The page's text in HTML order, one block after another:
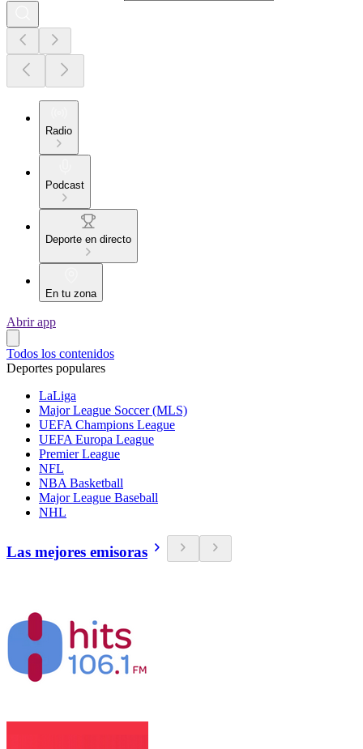
Radio
Podcast
Deporte en directo
En tu zona
Abrir app
Todos los contenidos
Deportes populares
LaLiga
Major League Soccer (MLS)
UEFA Champions League
UEFA Europa League
Premier League
NFL
NBA Basketball
Major League Baseball
NHL
Las mejores emisoras